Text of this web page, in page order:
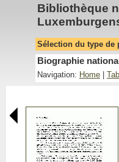
Bibliothèque
Sélection du type de
Biographie
Navigation: Home